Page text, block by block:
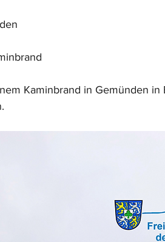
Kaminbrand in Gemünden